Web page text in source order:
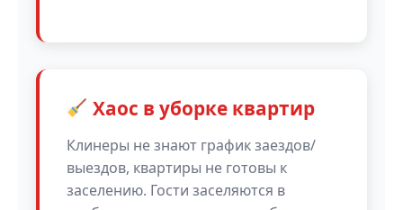
Хаос в уборке квартир
Клинеры не знают график заездов/
выездов, квартиры не готовы к
заселению. Гости заселяются в